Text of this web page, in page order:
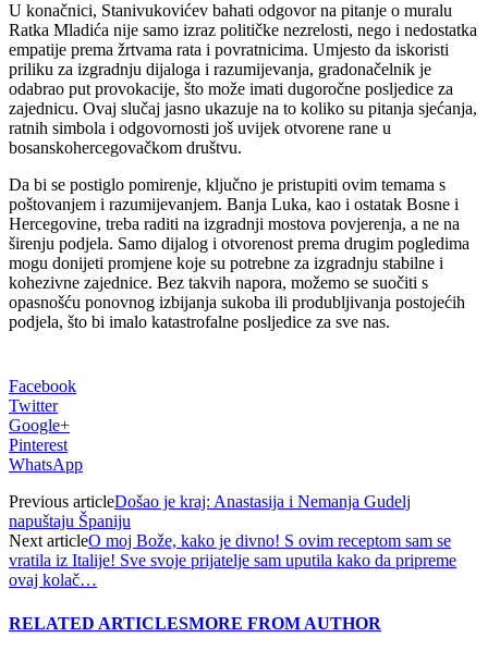
U konačnici, Stanivukovićev bahati odgovor na pitanje o muralu
Ratka Mladića nije samo izraz političke nezrelosti, nego i nedostatka
empatije prema žrtvama rata i povratnicima. Umjesto da iskoristi
priliku za izgradnju dijaloga i razumijevanja, gradonačelnik je
odabrao put provokacije, što može imati dugoročne posljedice za
zajednicu. Ovaj slučaj jasno ukazuje na to koliko su pitanja sjećanja,
ratnih simbola i odgovornosti još uvijek otvorene rane u
bosanskohercegovačkom društvu.
Da bi se postiglo pomirenje, ključno je pristupiti ovim temama s
poštovanjem i razumijevanjem. Banja Luka, kao i ostatak Bosne i
Hercegovine, treba raditi na izgradnji mostova povjerenja, a ne na
širenju podjela. Samo dijalog i otvorenost prema drugim pogledima
mogu donijeti promjene koje su potrebne za izgradnju stabilne i
kohezivne zajednice. Bez takvih napora, možemo se suočiti s
opasnošću ponovnog izbijanja sukoba ili produbljivanja postojećih
podjela, što bi imalo katastrofalne posljedice za sve nas.
Facebook
Twitter
Google+
Pinterest
WhatsApp
Previous articleDošao je kraj: Anastasija i Nemanja Gudelj
napuštaju Španiju
Next articleO moj Bože, kako je divno! S ovim receptom sam se
vratila iz Italije! Sve svoje prijatelje sam uputila kako da pripreme
ovaj kolač…
RELATED ARTICLESMORE FROM AUTHOR